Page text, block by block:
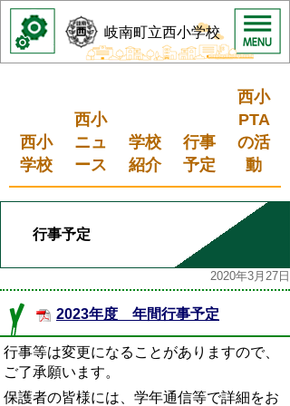
岐南町立西小学校
西小
学校
西小
ニュ
ース
学校
紹介
行事
予定
西小
PTA
の活
動
行事予定
2020年3月27日
2023年度 年間行事予定
行事等は変更になることがありますので、
ご了承願います。
保護者の皆様には、学年通信等で詳細をお